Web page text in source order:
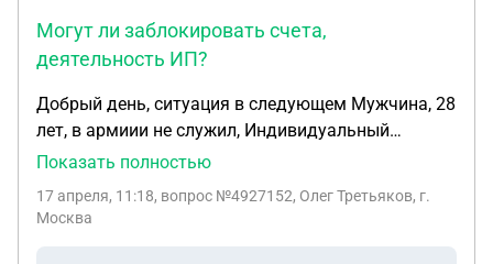
Могут ли заблокировать счета,
деятельность ИП?
Добрый день, ситуация в следующем Мужчина, 28
лет, в армиии не служил, Индивидуальный
предприниматель с действующим бизнесом,
явится 31 марта для уточнения данных. В армию
Показать полностью
17 апреля, 11:18, вопрос №4927152, Олег Третьяков, г.
Москва